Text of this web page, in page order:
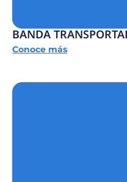
BANDA
Conoce más